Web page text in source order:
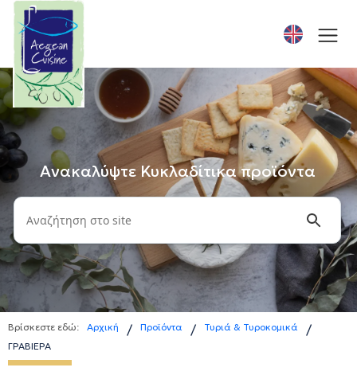
Ανακαλύψτε Κυκλαδίτικα προϊόντα
Βρίσκεστε εδώ: Αρχική / Προϊόντα / Τυριά & Τυροκομικά /
ΓΡΑΒΙΕΡΑ